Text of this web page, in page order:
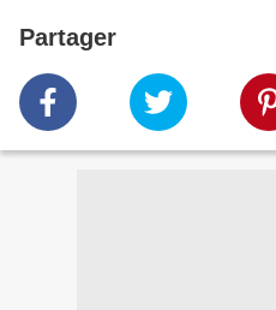
Partager